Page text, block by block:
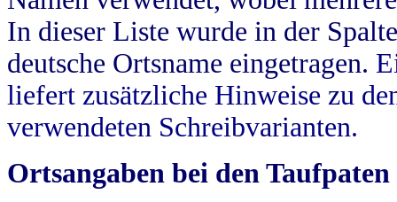
In dieser Liste wurde in der
deutsche Ortsname eingetragen.
liefert zusätzliche Hinweise zu
verwendeten Schreibvarianten.
Ortsangaben bei den Taufpaten